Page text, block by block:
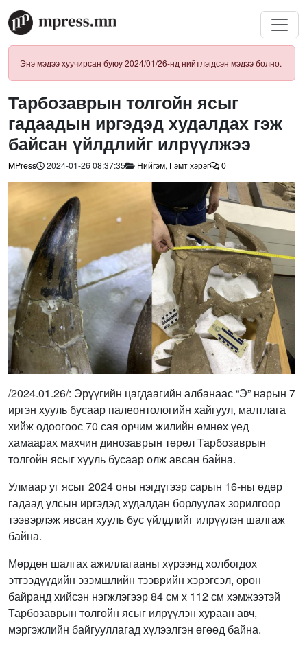
Энэ мэдээ хуучирсан буюу 2024/01/26-нд нийтлэгдсэн мэдээ болно.
Тарбозаврын толгойн ясыг
гадаадын иргэдэд худалдах гэж
байсан үйлдлийг илрүүлжээ
MPress 2024-01-26 08:37:35 Нийгэм, Гэмт хэрэг 0
/2024.01.26/: Эрүүгийн цагдаагийн албанаас “Э” нарын 7
иргэн хууль бусаар палеонтологийн хайгуул, малтлага
хийж одоогоос 70 сая орчим жилийн өмнөх үед
хамаарах махчин динозаврын төрөл Тарбозаврын
толгойн ясыг хууль бусаар олж авсан байна.
Улмаар уг ясыг 2024 оны нэгдүгээр сарын 16-ны өдөр
гадаад улсын иргэдэд худалдан борлуулах зорилгоор
тээвэрлэж явсан хууль бус үйлдлийг илрүүлэн шалгаж
байна.
Мөрдөн шалгах ажиллагааны хүрээнд холбогдох
этгээдүүдийн эзэмшлийн тээврийн хэрэгсэл, орон
байранд хийсэн нэгжлэгээр 84 см х 112 см хэмжээтэй
Тарбозаврын толгойн ясыг илрүүлэн хураан авч,
мэргэжлийн байгууллагад хүлээлгэн өгөөд байна.